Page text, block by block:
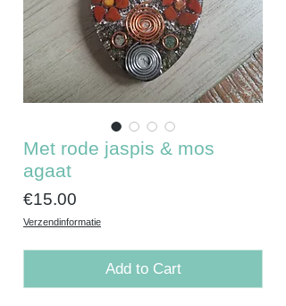
Met rode jaspis & mos
agaat
€15.00
Verzendinformatie
Add to Cart